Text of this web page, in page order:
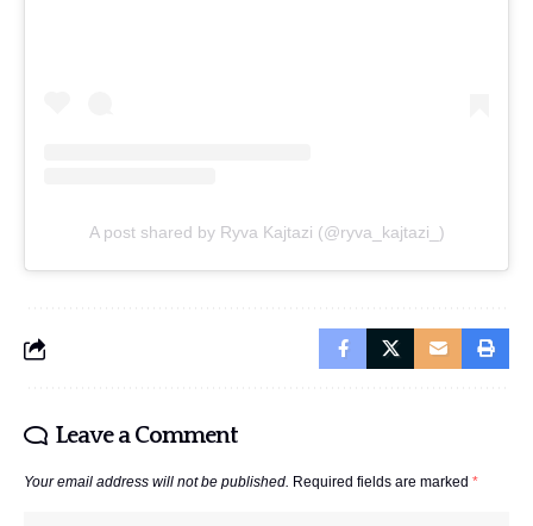
A post shared by Ryva Kajtazi (@ryva_kajtazi_)
Leave a Comment
Your email address will not be published. Required fields are marked *